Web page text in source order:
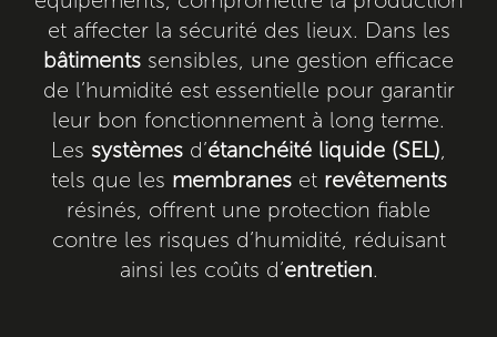
et affecter la sécurité des lieux. Dans les
bâtiments sensibles, une gestion efficace
de l’humidité est essentielle pour garantir
leur bon fonctionnement à long terme.
Les systèmes d’étanchéité liquide (SEL)
tels que les membraneset revêtements
résinés, offrent une protection fiable
contre les risques d’humidité, réduisant
ainsi les coûts d’entretien.